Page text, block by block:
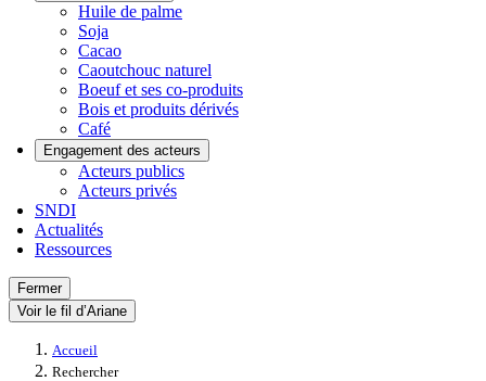
Huile de palme
Soja
Cacao
Caoutchouc naturel
Boeuf et ses co-produits
Bois et produits dérivés
Café
Engagement des acteurs
Acteurs publics
Acteurs privés
SNDI
Actualités
Ressources
Fermer
Voir le fil d’Ariane
Accueil
Rechercher